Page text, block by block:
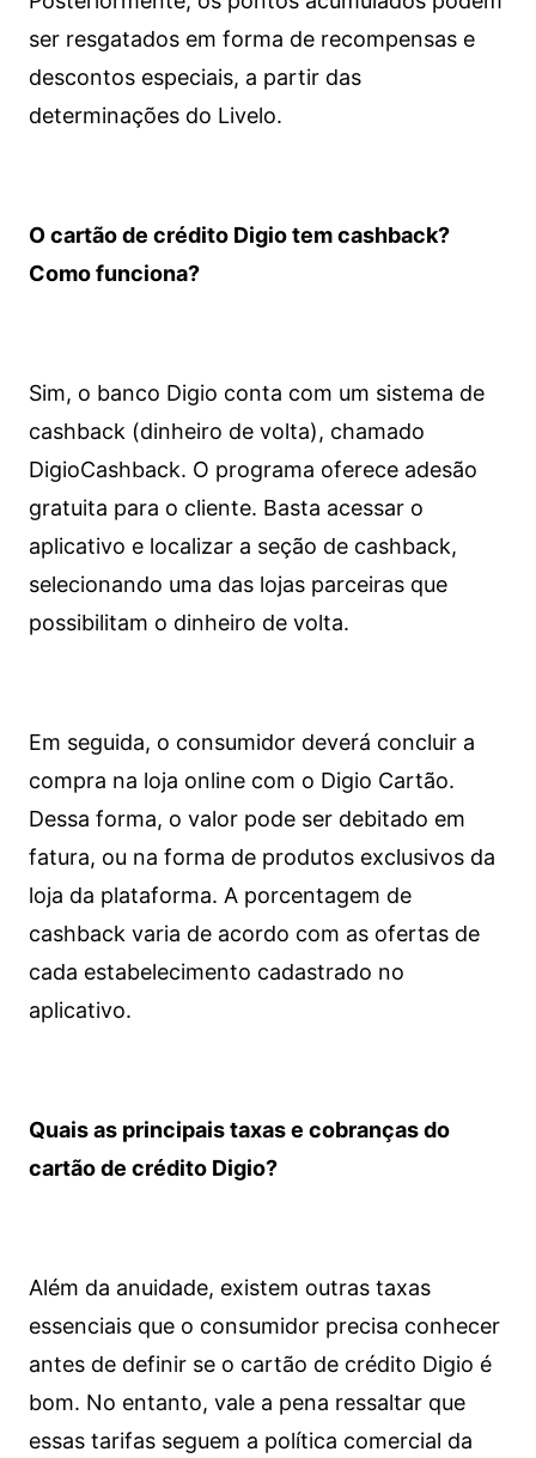
ser resgatados em forma de recompensas e
descontos especiais, a partir das
determinações do Livelo.
O cartão de crédito Digio tem cashback?
Como funciona?
Sim, o banco Digio conta com um sistema de
cashback (dinheiro de volta), chamado
DigioCashback. O programa oferece adesão
gratuita para o cliente. Basta acessar o
aplicativo e localizar a seção de cashback,
selecionando uma das lojas parceiras que
possibilitam o dinheiro de volta.
Em seguida, o consumidor deverá concluir a
compra na loja online com o Digio Cartão.
Dessa forma, o valor pode ser debitado em
fatura, ou na forma de produtos exclusivos da
loja da plataforma. A porcentagem de
cashback varia de acordo com as ofertas de
cada estabelecimento cadastrado no
aplicativo.
Quais as principais taxas e cobranças do
cartão de crédito Digio?
Além da anuidade, existem outras taxas
essenciais que o consumidor precisa conhecer
antes de definir se o cartão de crédito Digio é
bom. No entanto, vale a pena ressaltar que
essas tarifas seguem a política comercial da